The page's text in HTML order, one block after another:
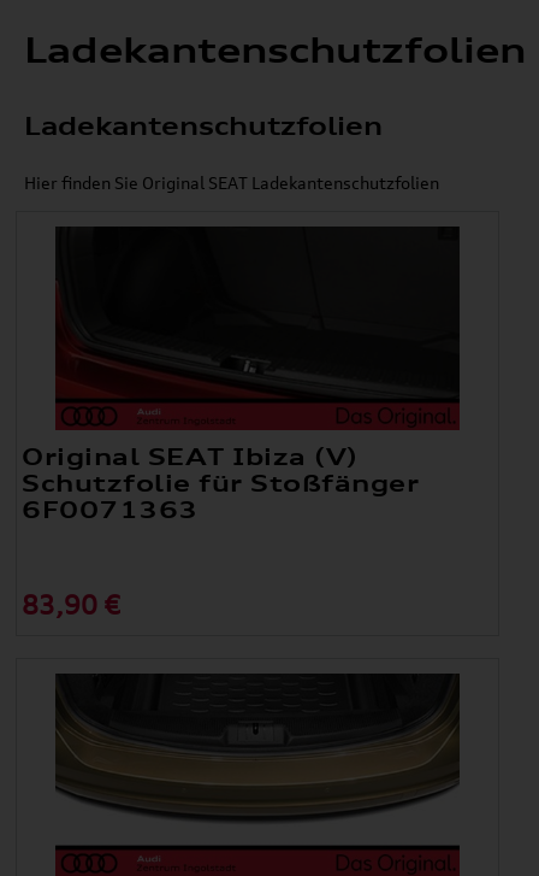
Ladekantenschutzfolien
Ladekantenschutzfolien
Hier finden Sie Original SEAT Ladekantenschutzfolien
Original SEAT Ibiza (V)
Schutzfolie für Stoßfänger
6F0071363
83,90 €